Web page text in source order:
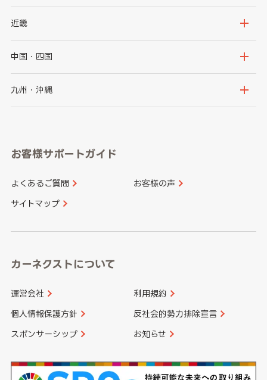
秋田県
群馬県
千葉県
新潟県
石川県
山梨県
愛知県
近畿
大阪府
京都府
和歌山県
中国・四国
鳥取県
山口県
香川県 愛媛県
九州・沖縄
長崎県
大分県 宮崎県
お客様サポートガイド
よくあるご質問 お客様の声
サイトマップ
カーネクストについて
運営会社 利用規約
個人情報保護方針 反社会的勢力排除宣言
スポンサーシップ お知らせ